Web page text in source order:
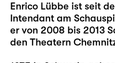
Enrico Lübbe ist seit
Intendant am
er von 2008 bis 2013
den Theatern